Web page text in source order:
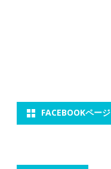
FACEBOOKページ